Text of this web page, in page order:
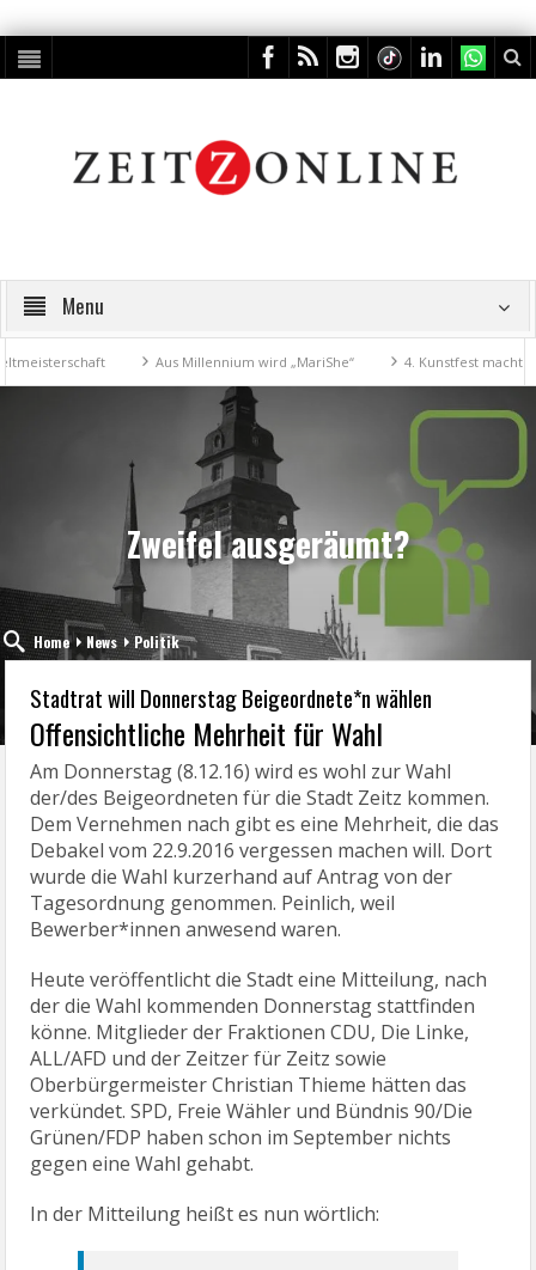
Menu
Aus Millennium wird „MariShe“ 4. Kunstfest macht Zeitz
Zweifel ausgeräumt?
Home News Politik
Stadtrat will Donnerstag Beigeordnete*n wählen
Offensichtliche Mehrheit für Wahl
Am Donnerstag (8.12.16) wird es wohl zur Wahl
der/des Beigeordneten für die Stadt Zeitz kommen.
Dem Vernehmen nach gibt es eine Mehrheit, die das
Debakel vom 22.9.2016 vergessen machen will. Dort
wurde die Wahl kurzerhand auf Antrag von der
Tagesordnung genommen. Peinlich, weil
Bewerber*innen anwesend waren.
Heute veröffentlicht die Stadt eine Mitteilung, nach
der die Wahl kommenden Donnerstag stattfinden
könne. Mitglieder der Fraktionen CDU, Die Linke,
ALL/AFD und der Zeitzer für Zeitz sowie
Oberbürgermeister Christian Thieme hätten das
verkündet. SPD, Freie Wähler und Bündnis 90/Die
Grünen/FDP haben schon im September nichts
gegen eine Wahl gehabt.
In der Mitteilung heißt es nun wörtlich: